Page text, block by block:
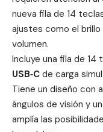
nueva fila de 14
ajustes como el
volumen.
Incluye una fila de 14
USB‑C de carga
Tiene un diseño con
ángulos de visión y
amplía las